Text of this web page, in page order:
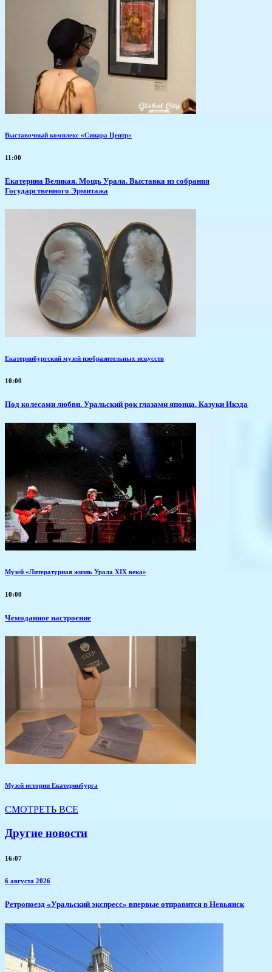
Выставочный комплекс «Синара Центр»
11:00
​Екатерина Великая. Мощь Урала. Выставка из собрания
Государственного Эрмитажа
Екатеринбургский музей изобразительных искусств
10:00
Под колесами любви. Уральский рок глазами японца. Казуки Икэда
Музей «Литературная жизнь Урала XIX века»
10:00
Чемоданное настроение
Музей истории Екатеринбурга
СМОТРЕТЬ ВСЕ
Другие новости
16:07
6 августа 2026
​Ретропоезд «Уральский экспресс» впервые отправится в Невьянск